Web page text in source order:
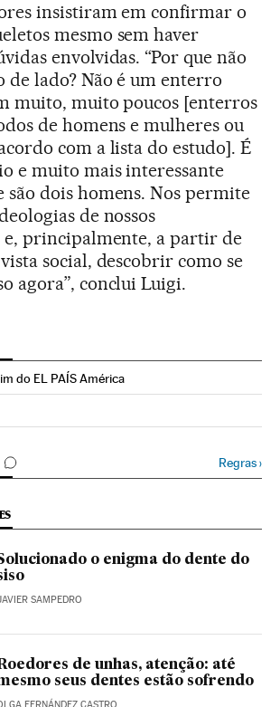
insistiram em confirmar o
mesmo sem haver
envolvidas. “Por que não
de lado? Não é um enterro
muito, muito poucos [enterros
de homens e mulheres ou
com a lista do estudo]. É
e muito mais interessante
são dois homens. Nos permite
de nossos
e, principalmente, a partir de
social, descobrir como se
agora”, conclui Luigi.
do EL PAÍS América
en Twitter
Brasil en Instagram
El País Brasil en Facebook
Regras›
o enigma do dente do
SAMPEDRO
de unhas, atenção: até
seus dentes estão sofrendo